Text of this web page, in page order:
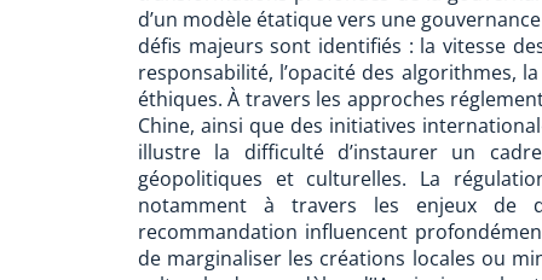
d’un modèle étatique vers une
défis majeurs sont identifiés : la vitesse
responsabilité, l’opacité des algorithmes,
éthiques. À travers les approches
Chine, ainsi que des initiatives
illustre la difficulté d’instaurer un
géopolitiques et culturelles. La
notamment à travers les enjeux de
recommandation influencent
de marginaliser les créations locales ou